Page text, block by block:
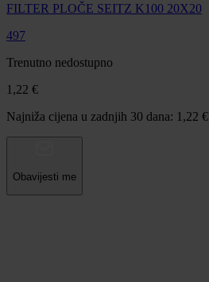
FILTER PLOČE SEITZ K100 20X20
497
Trenutno nedostupno
1,22 €
Najniža cijena u zadnjih 30 dana: 1,22 €
Obavijesti me